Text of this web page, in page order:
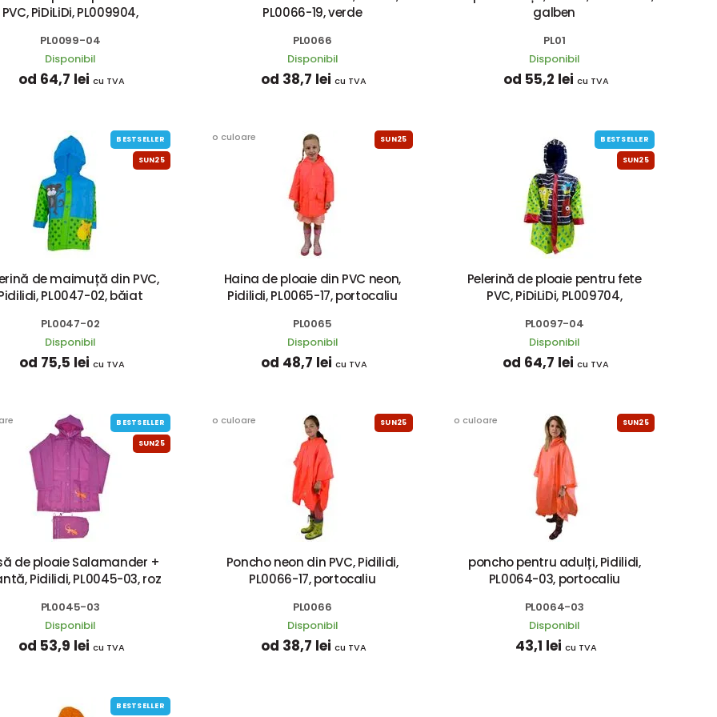
PVC, PiDiLiDi, PL009904,
PL0099-04
Disponibil
od 64,7 lei cu TVA
PL0066-19, verde
PL0066
Disponibil
od 38,7 lei cu TVA
galben
PL01
Disponibil
od 55,2 lei cu TVA
BESTSELLER
SUN25
de maimuță din PVC,
PL0047-02, băiat
PL0047-02
Disponibil
od 75,5 lei cu TVA
o culoare SUN25
Haina de ploaie din PVC neon,
Pidilidi, PL0065-17, portocaliu
PL0065
Disponibil
od 48,7 lei cu TVA
BESTSELLER
SUN25
Pelerină de ploaie pentru fete
PVC, PiDiLiDi, PL009704,
PL0097-04
Disponibil
od 64,7 lei cu TVA
BESTSELLER
SUN25
de ploaie Salamander +
Pidilidi, PL0045-03, roz
PL0045-03
Disponibil
od 53,9 lei cu TVA
o culoare SUN25
Poncho neon din PVC, Pidilidi,
PL0066-17, portocaliu
PL0066
Disponibil
od 38,7 lei cu TVA
o culoare SUN25
poncho pentru adulți, Pidilidi,
PL0064-03, portocaliu
PL0064-03
Disponibil
43,1 lei cu TVA
BESTSELLER